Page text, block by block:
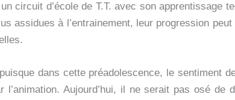
circuit d’école de T.T. avec son apprentissage
assidues à l’entrainement, leur progression
dans cette préadolescence, le sentiment
Aujourd’hui, il ne serait pas osé de